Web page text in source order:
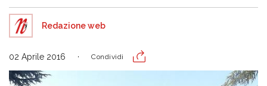
Redazione web
02 Aprile 2016 Condividi